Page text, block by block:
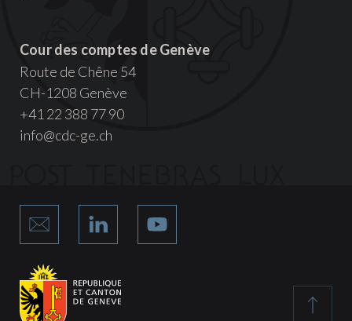
Cour des comptes de Genève
Route de Chêne 54
CH-1208 Genève
+41 22 388 77 90
info@cdc-ge.ch